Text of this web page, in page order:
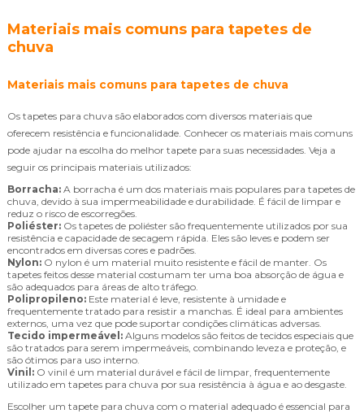
Materiais mais comuns para tapetes de
chuva
Materiais mais comuns para tapetes de chuva
Os tapetes para chuva são elaborados com diversos materiais que
oferecem resistência e funcionalidade. Conhecer os materiais mais comuns
pode ajudar na escolha do melhor tapete para suas necessidades. Veja a
seguir os principais materiais utilizados:
Borracha: A borracha é um dos materiais mais populares para tapetes de
chuva, devido à sua impermeabilidade e durabilidade. É fácil de limpar e
reduz o risco de escorregões.
Poliéster: Os tapetes de poliéster são frequentemente utilizados por sua
resistência e capacidade de secagem rápida. Eles são leves e podem ser
encontrados em diversas cores e padrões.
Nylon: O nylon é um material muito resistente e fácil de manter. Os
tapetes feitos desse material costumam ter uma boa absorção de água e
são adequados para áreas de alto tráfego.
Polipropileno: Este material é leve, resistente à umidade e
frequentemente tratado para resistir a manchas. É ideal para ambientes
externos, uma vez que pode suportar condições climáticas adversas.
Tecido impermeável: Alguns modelos são feitos de tecidos especiais que
são tratados para serem impermeáveis, combinando leveza e proteção, e
são ótimos para uso interno.
Vinil: O vinil é um material durável e fácil de limpar, frequentemente
utilizado em tapetes para chuva por sua resistência à água e ao desgaste.
Escolher um tapete para chuva com o material adequado é essencial para